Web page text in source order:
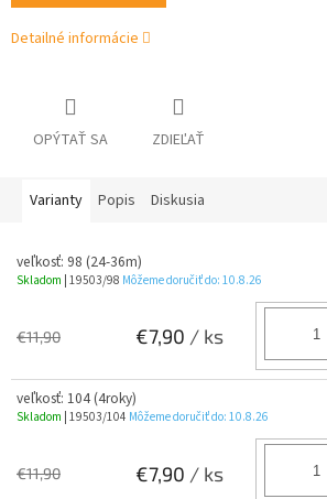
Detailné informácie
OPÝTAŤ SA ZDIEĽAŤ
Varianty Popis Diskusia
veľkosť: 98 (24-36m)
Skladom | 19503/98 Môžeme doručiť do: 10.8.26
€11,90 €7,90 / ks
veľkosť: 104 (4roky)
Skladom | 19503/104 Môžeme doručiť do: 10.8.26
€11,90 €7,90 / ks